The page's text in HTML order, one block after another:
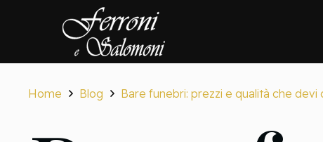
Home Blog Bare funebri: prezzi e qualità che devi